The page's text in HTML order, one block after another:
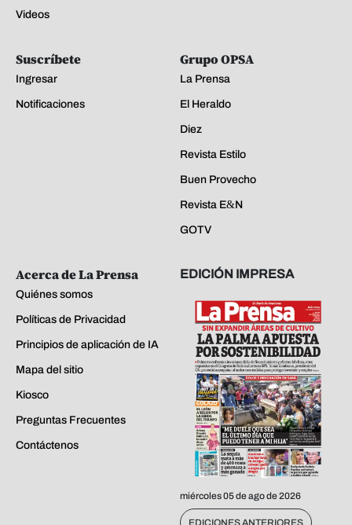
Videos
Suscríbete
Ingresar
Notificaciones
Grupo OPSA
La Prensa
El Heraldo
Diez
Revista Estilo
Buen Provecho
Revista E&N
GOTV
Acerca de La Prensa
Quiénes somos
Políticas de Privacidad
Principios de aplicación de IA
Mapa del sitio
Kiosco
Preguntas Frecuentes
Contáctenos
EDICIÓN IMPRESA
miércoles 05 de ago de 2026
EDICIONES ANTERIORES